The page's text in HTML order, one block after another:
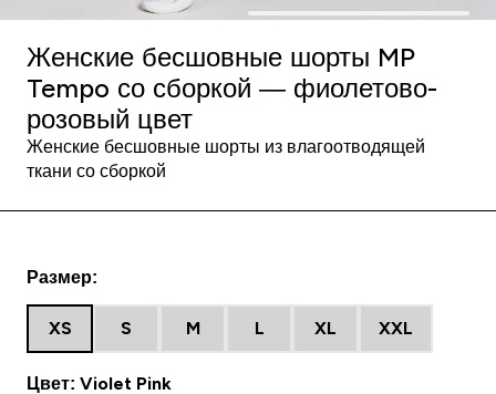
Женские бесшовные шорты MP
Tempo со сборкой — фиолетово-
розовый цвет
Женские бесшовные шорты из влагоотводящей
ткани со сборкой
Размер:
XS S M L XL XXL
Цвет: Violet Pink